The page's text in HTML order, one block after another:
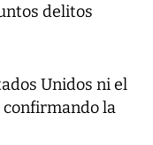
delitos
Unidos ni el
confirmando la